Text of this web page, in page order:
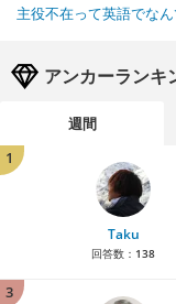
主役不在って英語でな
アンカーランキ
週間
1
Taku
回答数： 138
3